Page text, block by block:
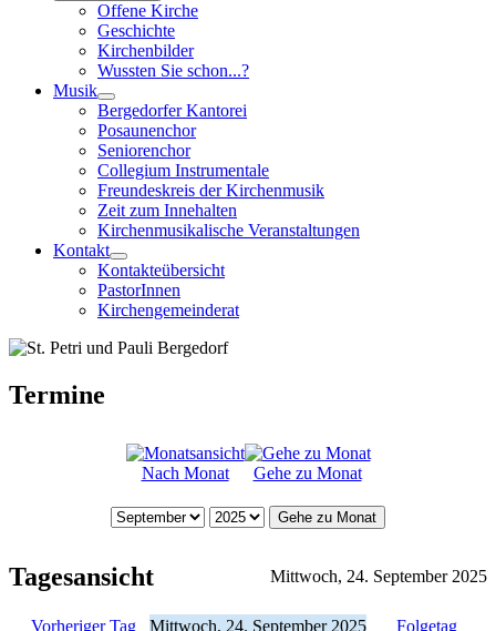
Offene Kirche
Geschichte
Kirchenbilder
Wussten Sie schon...?
Musik
Bergedorfer Kantorei
Posaunenchor
Seniorenchor
Collegium Instrumentale
Freundeskreis der Kirchenmusik
Zeit zum Innehalten
Kirchenmusikalische Veranstaltungen
Kontakt
Kontakteübersicht
PastorInnen
Kirchengemeinderat
Termine
Nach Monat Gehe zu Monat
Gehe zu Monat
Tagesansicht Mittwoch, 24. September 2025
Vorheriger Tag Mittwoch, 24. September 2025 Folgetag